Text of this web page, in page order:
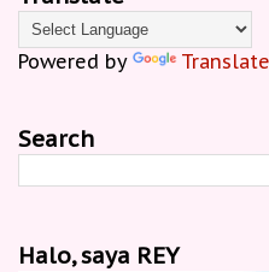
Powered by Translate
Search
Halo, saya REY